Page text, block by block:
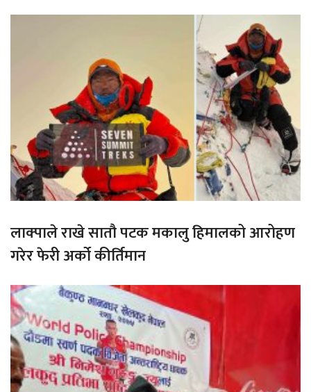
लाक्पाले राखे सातौ पटक मकालु हिमालको आरोहण
गरेर फेरी अर्को कीर्तिमान